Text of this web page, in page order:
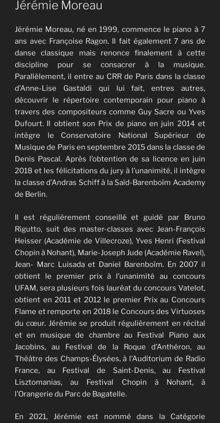
Jérémie Moreau
Jérémie Moreau, né en 1999, commence le piano à 7
ans avec Françoise Ragon. Il fait également 7 ans de
danse classique mais renonce finalement à cette
discipline pour se consacrer à la musique.
Parallèlement, il entre au CRR de Paris dans la classe
d’Anne-Lise Gastaldi qui lui fait, entres autres,
découvrir le répertoire contemporain pour piano à
travers des compositeurs comme Guy Sacre ou Yves
Dufourt. Il obtient son Prix de piano en juin 2014 et
intègre le Conservatoire National Supérieur de
Musique de Paris en septembre 2015 dans la classe de
Denis Pascal. Après l’obtention de sa licence en juin
2018 et les félicitations du jury à l’unanimité, il intègre
la classe d’Andras Schiff à la Saïd-Barenboïm Academy
de Berlin.
Il est régulièrement conseillé et guidé par Bruno
Rigutto, suit des master-classes avec Jean-François
Heisser (Académie de Villecroze), Yves Henri (Festival
Chopin à Nohant), Marie-Joseph Jude (Académie Ravel),
Jean- Marc Luisada et Daniel Barenboïm. En 2007 il
obtient le premier prix à l’unanimité au concours
UFAM, sera plusieurs fois lauréat du concours Vatelot,
obtient en 2011 et 2012 le premier Prix au Concours
Flame et remporte en 2018 le Concours des Virtuoses
du cœur. Jérémie se produit régulièrement en récital
et en musique de chambre au Festival Piano aux
Jacobins, au Festival de la Roque d’Anthéron, au
Théâtre des Champs-Élysées, à l’Auditorium de Radio
France, au Festival de Saint-Denis, au Festival
Lisztomanias, au Festival Chopin à Nohant, à
l’Orangerie du Parc de Bagatelle.
En 2021, Jérémie est nommé dans la Catégorie